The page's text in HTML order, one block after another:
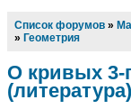
Список форумов »
» Геометрия
О кривых 3-
(литература)